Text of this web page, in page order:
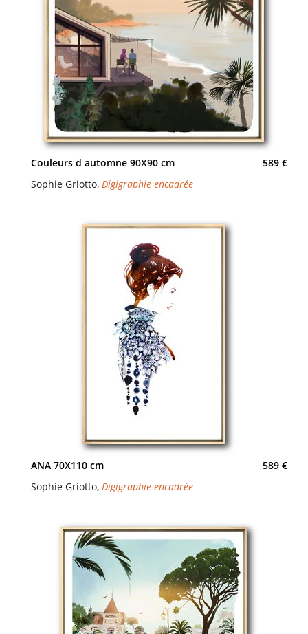
Couleurs d automne 90X90 cm
589 €
Sophie Griotto, Digigraphie encadrée
ANA 70X110 cm
589 €
Sophie Griotto, Digigraphie encadrée